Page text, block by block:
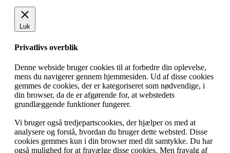
Luk
Privatlivs overblik
Denne webside bruger cookies til at forbedre din oplevelse,
mens du navigerer gennem hjemmesiden. Ud af disse cookies
gemmes de cookies, der er kategoriseret som nødvendige, i
din browser, da de er afgørende for, at webstedets
grundlæggende funktioner fungerer.
Vi bruger også tredjepartscookies, der hjælper os med at
analysere og forstå, hvordan du bruger dette websted. Disse
cookies gemmes kun i din browser med dit samtykke. Du har
også mulighed for at fravælge disse cookies. Men fravalg af